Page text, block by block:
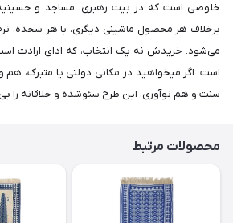
خلوصی است که در بیت رهبری، مساجد و
برخلاف هر محصول ماشینی دیگری، با هر سجده، نرم
می‌شود. خریدش نه یک انتخاب، که ادای ارادت
است. اگر میخواهید در مکانی دولتی یا متبرک،
سنت و هم نوآوری، این طرح سئوشده و خلاقانه را
محصولات مرتبط